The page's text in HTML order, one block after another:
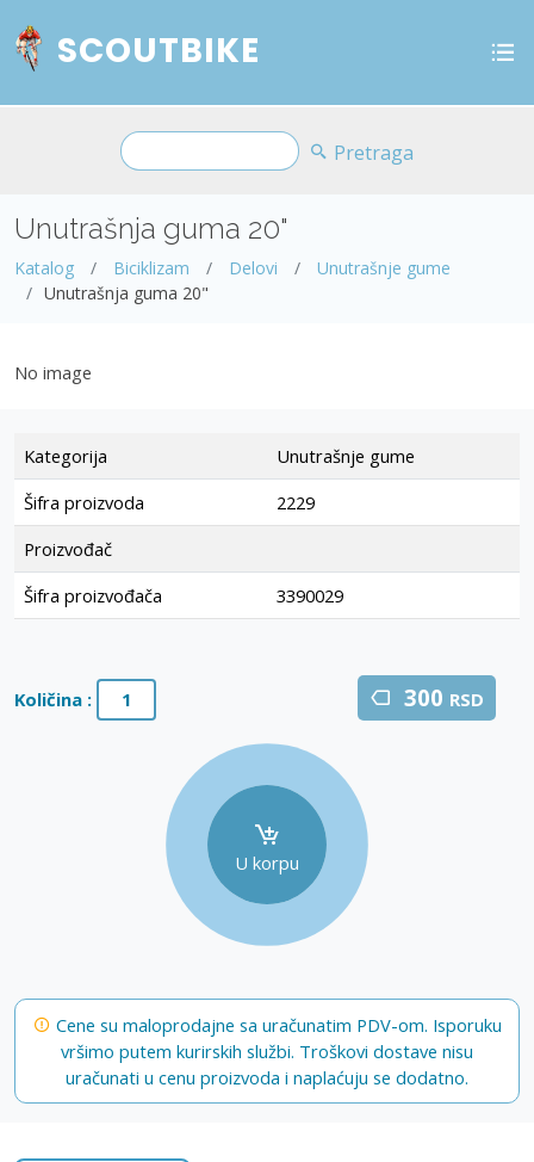
SCOUTBIKE
Pretraga
Unutrašnja guma 20"
Katalog Biciklizam Delovi
Unutrašnje gume
Unutrašnja guma 20"
No image
Kategorija
Unutrašnje gume
Šifra proizvoda
2229
Proizvođač
Šifra proizvođača
3390029
Količina : 300 RSD
U korpu
Cene su maloprodajne sa uračunatim PDV-om. Isporuku
vršimo putem kurirskih službi. Troškovi dostave nisu
uračunati u cenu proizvoda i naplaćuju se dodatno.